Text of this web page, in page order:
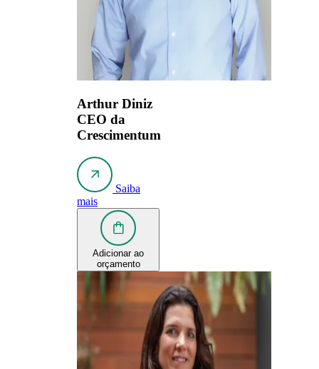
Arthur Diniz
CEO da
Crescimentum
Saiba
mais
Adicionar ao
orçamento